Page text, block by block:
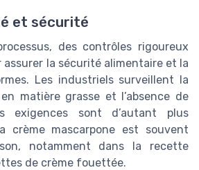
et sécurité
des contrôles rigoureux
la sécurité alimentaire et la
Les industriels surveillent la
matière grasse et l’absence de
exigences sont d’autant plus
crème mascarpone est souvent
notamment dans la recette
de crème fouettée.